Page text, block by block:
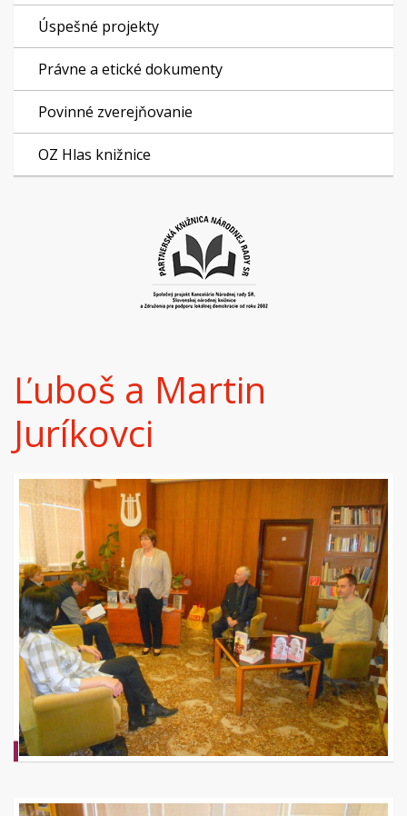
Úspešné projekty
Právne a etické dokumenty
Povinné zverejňovanie
OZ Hlas knižnice
Ľuboš a Martin
Juríkovci